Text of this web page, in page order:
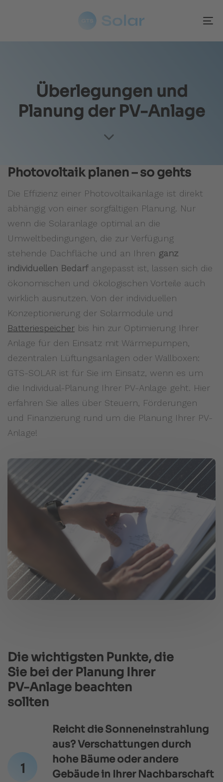
Überlegungen und
Planung der PV-Anlage
Photovoltaik planen – so gehts
Die Effizienz einer Photovoltaikanlage ist direkt
abhängig von einer sorgfältigen Planung. Nur
wenn die Solaranlage optimal an die
Umweltbedingungen, die zur Verfügung
stehende Dachfläche und an Ihren ganz
individuellen Bedarfangepasst ist, lassen sich die
ökonomischen und ökologischen Vorteile auch
wirklich ausnutzen. Von der individuellen
Konzeptionierung der Solarmodule und
Batteriespeicher bis hin zur Optimierung Ihrer
Anlage für den Einsatz mit Wärmepumpen,
dezentralen Lüftungsanlagen oder Wallboxen:
GTS-SOLAR ist für Sie im Einsatz, wenn es um
die Individual-Planung Ihrer PV-Anlage geht. Hier
erfahren Sie alles über Steuern, Förderungen
und Finanzierung rund um die Planung Ihrer PV-
Anlage!
Die wichtigsten Punkte, die
Sie bei der Planung Ihrer
PV-Anlage beachten
sollten
Reicht die Sonneneinstrahlung
aus? Verschattungen durch
hohe Bäume oder andere
Gebäude in Ihrer Nachbarschaft